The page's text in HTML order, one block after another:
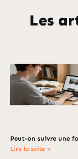
Les
Peut-on suivre une
Lire la suite »